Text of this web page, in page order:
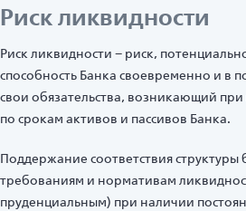
Риск ликвидности
Риск ликвидности – риск,
способность Банка своевременно и в
свои обязательства, возникающий
по срокам активов и пассивов Банка.
Поддержание соответствия структуры
требованиям и нормативам
пруденциальным) при наличии